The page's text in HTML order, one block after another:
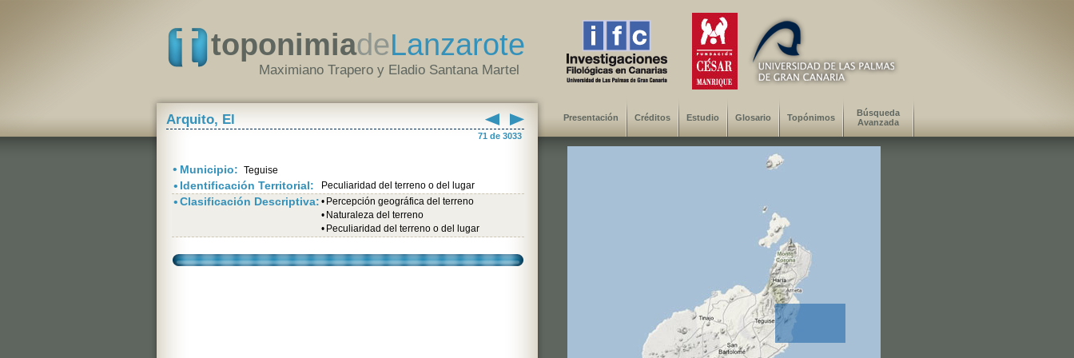
toponimiadeLanzarote
Maximiano Trapero y Eladio Santana Martel
Arquito, El
71 de 3033
• Municipio: Teguise
• Identificación Territorial: Peculiaridad del terreno o del lugar
•Clasificación Descriptiva: • Percepción geográfica del terreno
• Naturaleza del terreno
• Peculiaridad del terreno o del lugar
Presentación Créditos Estudio Glosario Topónimos
Búsqueda
Avanzada